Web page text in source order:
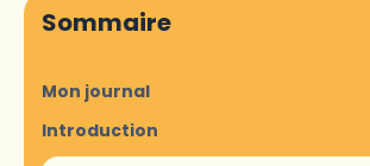
Sommaire
Mon journal
Introduction